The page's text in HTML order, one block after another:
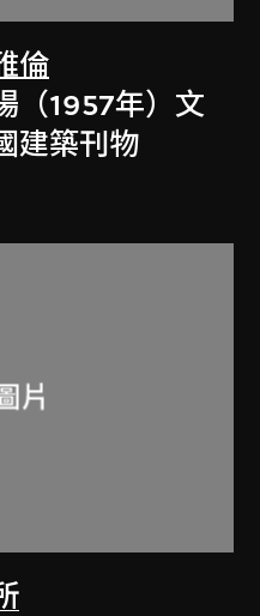
倫
（1957年）文
建築刊物